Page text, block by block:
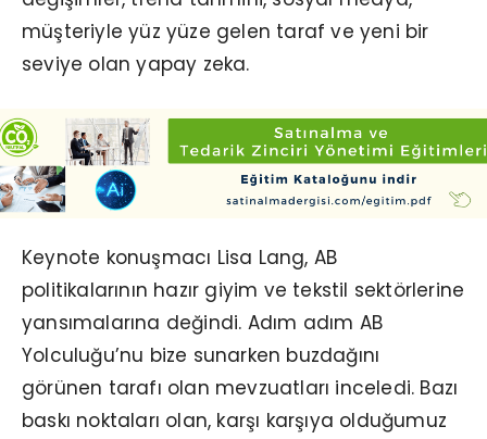
müşteriyle yüz yüze gelen taraf ve yeni bir
seviye olan yapay zeka.
Keynote konuşmacı Lisa Lang, AB
politikalarının hazır giyim ve tekstil sektörlerine
yansımalarına değindi. Adım adım AB
Yolculuğu’nu bize sunarken buzdağını
görünen tarafı olan mevzuatları inceledi. Bazı
baskı noktaları olan, karşı karşıya olduğumuz